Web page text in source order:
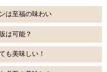
は至福の味わい
は可能？
も美味しい！